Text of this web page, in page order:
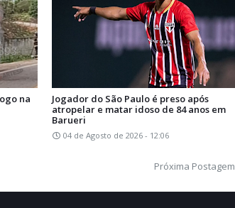
na
Jogador do São Paulo é preso após
atropelar e matar idoso de 84 anos em
Barueri
04 de Agosto de 2026 - 12:06
Próxima Postagem